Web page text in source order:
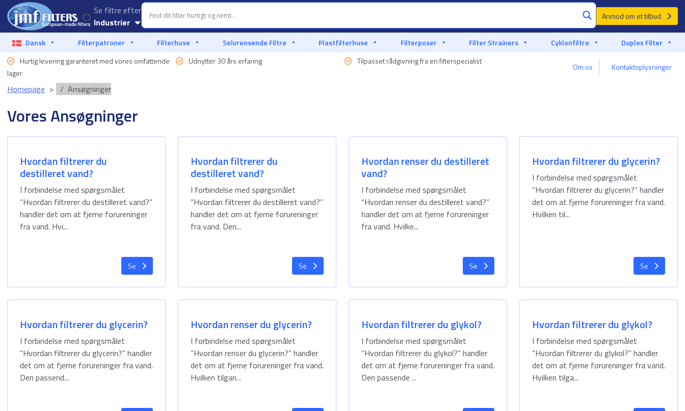
Se filtre efter
Industrier
Bilindustrien
Food & Beverage
Væskefiltrering
Procesindustri
Tankopbevaring
Anmod om et tilbud
Dansk Filterpatroner Filterhuse Selvrensende Filtre Plastfilterhuse Filterposer Filter Strainers Cyklonfiltre
Duplex Filter
Hurtig levering garanteret med vores omfattende
lager
Udnytter 30 års erfaring Tilpasset rådgivning fra en filterspecialist
Om os Kontaktoplysninger
Homepage Ansøgninger
Vores Ansøgninger
Hvordan filtrerer du
destilleret vand?
I forbindelse med spørgsmålet
“Hvordan filtrerer du destilleret vand?”
handler det om at fjerne forureninger
fra vand. Hvi...
Se
Hvordan filtrerer du
destilleret vand?
I forbindelse med spørgsmålet
“Hvordan filtrerer du destilleret vand?”
handler det om at fjerne forureninger
fra vand. Den...
Se
Hvordan renser du destilleret
vand?
I forbindelse med spørgsmålet
“Hvordan renser du destilleret vand?”
handler det om at fjerne forureninger
fra vand. Hvilke...
Se
Hvordan filtrerer du glycerin?
I forbindelse med spørgsmålet
“Hvordan filtrerer du glycerin?” handler
det om at fjerne forureninger fra vand.
Hvilken til...
Se
Hvordan filtrerer du glycerin?
I forbindelse med spørgsmålet
“Hvordan filtrerer du glycerin?” handler
det om at fjerne forureninger fra vand.
Den passend...
Hvordan renser du glycerin?
I forbindelse med spørgsmålet
“Hvordan renser du glycerin?” handler
det om at fjerne forureninger fra vand.
Hvilken tilgan...
Hvordan filtrerer du glykol?
I forbindelse med spørgsmålet
“Hvordan filtrerer du glykol?” handler
det om at fjerne forureninger fra vand.
Den passende ...
Hvordan filtrerer du glykol?
I forbindelse med spørgsmålet
“Hvordan filtrerer du glykol?” handler
det om at fjerne forureninger fra vand.
Hvilken tilga...